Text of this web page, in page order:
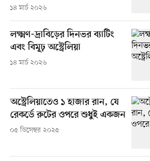
১৪ মার্চ ২০২৬
লক্ষ্মণ-দ্রাবিড়ের দিনভর ব্যাটিং
এবং বিমূঢ় অস্ট্রেলিয়া
১৪ মার্চ ২০২৬
অস্ট্রেলিয়াতেও ১ হাজার রান, যে
রেকর্ডে রুটের ওপরে শুধুই একজন
০৫ ডিসেম্বর ২০২৫